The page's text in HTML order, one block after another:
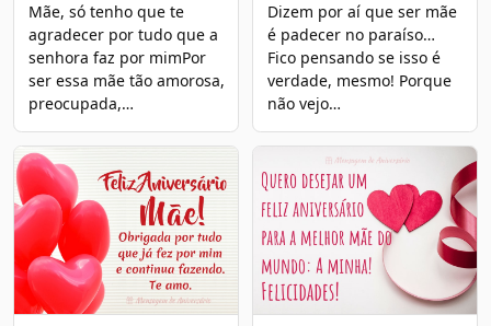
Mãe, só tenho que te
agradecer por tudo que a
senhora faz por mimPor
ser essa mãe tão amorosa,
preocupada,…
Dizem por aí que ser mãe
é padecer no paraíso…
Fico pensando se isso é
verdade, mesmo! Porque
não vejo…